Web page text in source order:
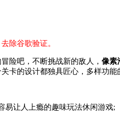
除谷歌验证。
险吧，不断挑战新的敌人， 像素
卡的设计都独具匠心，多样功
易让人上瘾的趣味玩法休闲游戏;